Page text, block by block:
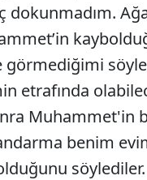
dokunmadım.
görmediğimi
etrafında
Muhammet'in
benim